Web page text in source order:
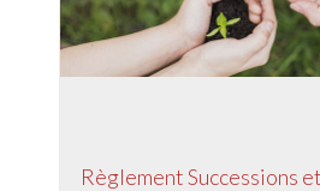
Règlement Successions